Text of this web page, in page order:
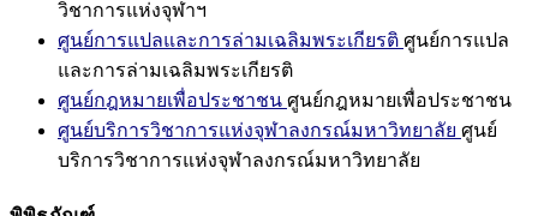
วิชาการแห่งจุฬาฯ
ศูนย์การแปลและการล่ามเฉลิมพระเกียรติ ศูนย์การแปล
และการล่ามเฉลิมพระเกียรติ
ศูนย์กฎหมายเพื่อประชาชน ศูนย์กฎหมายเพื่อประชาชน
ศูนย์บริการวิชาการแห่งจุฬาลงกรณ์มหาวิทยาลัย ศูนย์
บริการวิชาการแห่งจุฬาลงกรณ์มหาวิทยาลัย